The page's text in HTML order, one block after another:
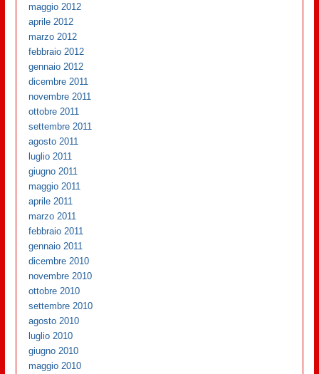
maggio 2012
aprile 2012
marzo 2012
febbraio 2012
gennaio 2012
dicembre 2011
novembre 2011
ottobre 2011
settembre 2011
agosto 2011
luglio 2011
giugno 2011
maggio 2011
aprile 2011
marzo 2011
febbraio 2011
gennaio 2011
dicembre 2010
novembre 2010
ottobre 2010
settembre 2010
agosto 2010
luglio 2010
giugno 2010
maggio 2010